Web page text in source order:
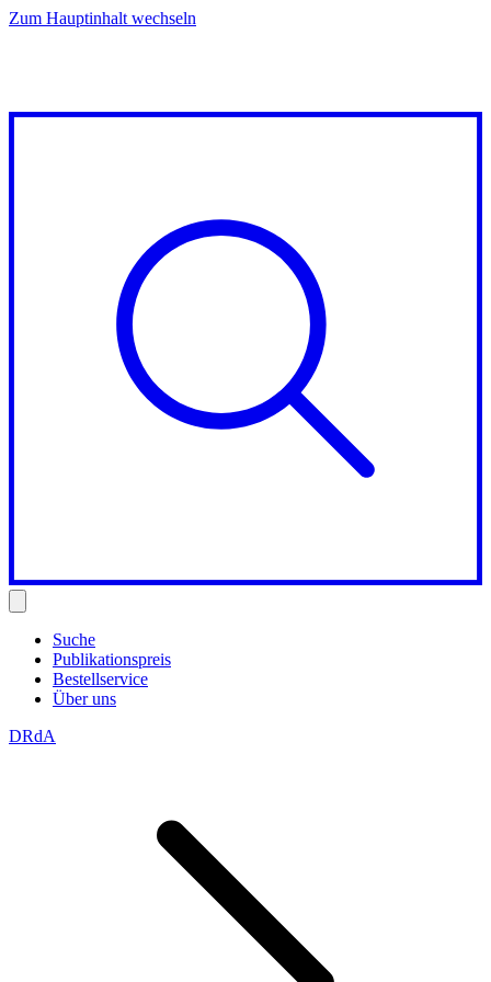
Zum Hauptinhalt wechseln
Suche
Publikationspreis
Bestellservice
Über uns
DRdA